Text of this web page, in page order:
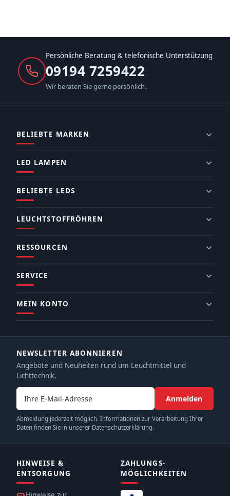
Persönliche Beratung & telefonische Unterstützung
09194 7259422
Wir beraten Sie gerne persönlich.
BELIEBTE MARKEN
LED LAMPEN
BELIEBTE LEDS
LEUCHTSTOFFRÖHREN
RESSOURCEN
SERVICE
MEIN KONTO
NEWSLETTER ABONNIEREN
Angebote und Neuheiten rund um Leuchtmittel und
Lichttechnik.
E-Mail-Adresse
Anmelden
Abmeldung jederzeit möglich. Informationen zur Verarbeitung Ihrer
Daten finden Sie in unserer Datenschutzerklärung.
HINWEISE &
ENTSORGUNG
ZAHLUNGS­
MÖGLICHKEITEN